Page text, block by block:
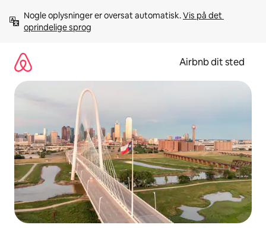
videre
Nogle oplysninger er oversat automatisk. Vis på det
oprindelige sprog
Airbnb dit sted